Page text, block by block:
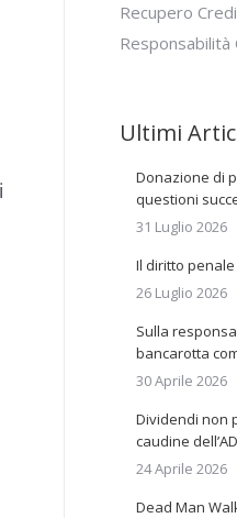
Recupero
Responsabilità
Ultimi
Donazione di
questioni
31 Luglio 2026
Il diritto penale
26 Luglio 2026
Sulla
bancarotta
30 Aprile 2026
Dividendi non
caudine
24 Aprile 2026
Dead Man